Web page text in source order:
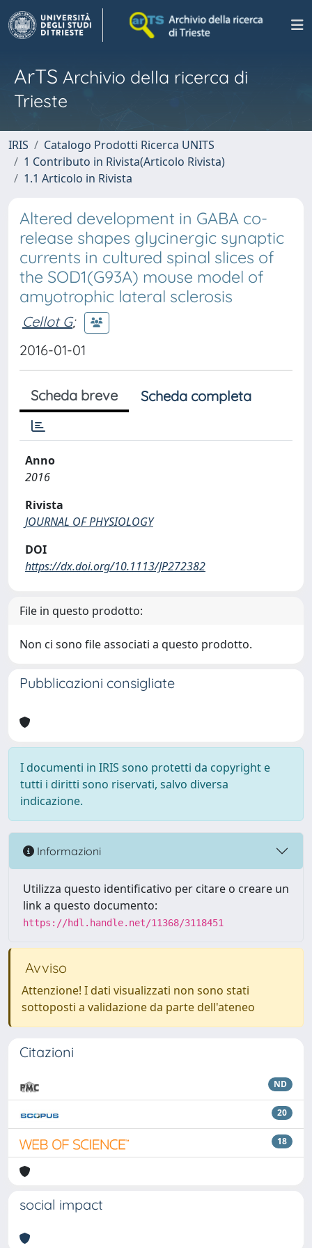
ArTS Archivio della ricerca di
Trieste
IRIS
Catalogo Prodotti Ricerca UNITS
1 Contributo in Rivista(Articolo Rivista)
1.1 Articolo in Rivista
Altered development in GABA co-
release shapes glycinergic synaptic
currents in cultured spinal slices of
the SOD1(G93A) mouse model of
amyotrophic lateral sclerosis
Cellot G;
2016-01-01
Scheda breve Scheda completa
Anno
2016
Rivista
JOURNAL OF PHYSIOLOGY
DOI
https://dx.doi.org/10.1113/JP272382
File in questo prodotto:
Non ci sono file associati a questo prodotto.
Pubblicazioni consigliate
I documenti in IRIS sono protetti da copyright e
tutti i diritti sono riservati, salvo diversa
indicazione.
Informazioni
Utilizza questo identificativo per citare o creare un
link a questo documento:
https://hdl.handle.net/11368/3118451
Avviso
Attenzione! I dati visualizzati non sono stati
sottoposti a validazione da parte dell'ateneo
Citazioni
ND
20
18
social impact